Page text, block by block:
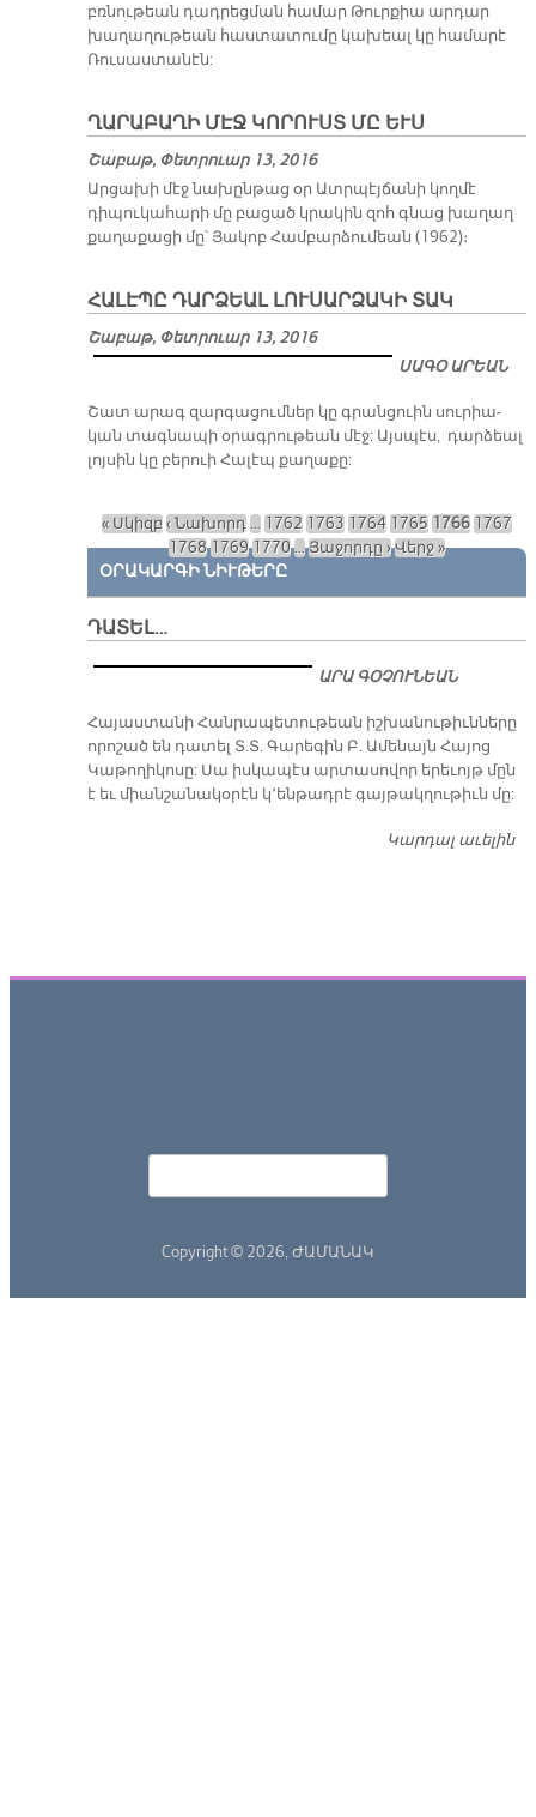
բռնութեան դադրեցման համար Թուրքիա արդար
խաղաղութեան հաստատումը կախեալ կը համարէ
Ռուսաստանէն:
ՂԱՐԱԲԱՂԻ ՄԷՋ ԿՈՐՈՒՍՏ ՄԸ ԵՒՍ
Շաբաթ, Փետրուար 13, 2016
Արցախի մէջ նախընթաց օր Ատրպէյճանի կողմէ
դիպուկահարի մը բացած կրակին զոհ գնաց խաղաղ
քաղաքացի մը՝ Յակոբ Համբարձումեան (1962)։
ՀԱԼԷՊԸ ԴԱՐՁԵԱԼ ԼՈՒՍԱՐՁԱԿԻ ՏԱԿ
Շաբաթ, Փետրուար 13, 2016
ՍԱԳՕ ԱՐԵԱՆ
​Շատ ա­րագ զար­գա­ցում­ներ կը գրան­ցուին սու­րիա­
կան տագ­նա­պի օ­րագ­րու­թեան մէջ: Այս­պէս, դար­ձեալ
լոյ­սին կը բե­րուի Հա­լէպ քա­ղա­քը:
Էջեր
« Սկիզբ‹ Նախորդ … 1762 1763 1764 1765 1766 1767
176817691770…Յաջորդը ›Վերջ »
ՕՐԱԿԱՐԳԻ ՆԻՒԹԵՐԸ
ԴԱՏԵԼ…
ԱՐԱ ԳՕՉՈՒՆԵԱՆ
​Հայաստանի Հանրապետութեան իշխանութիւնները
որոշած են դատել Տ.Տ. Գարեգին Բ. Ամենայն Հայոց
Կաթողիկոսը: Սա իսկապէս արտասովոր երեւոյթ մըն
է եւ միանշանակօրէն կ՚ենթադրէ գայթակղութիւն մը:
Կարդալ աւելին
Copyright © 2026, ԺԱՄԱՆԱԿ